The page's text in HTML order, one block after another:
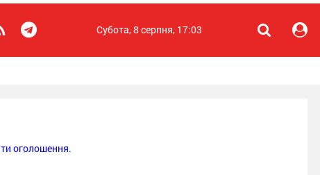
Субота, 8 серпня, 17:03
оголошення.